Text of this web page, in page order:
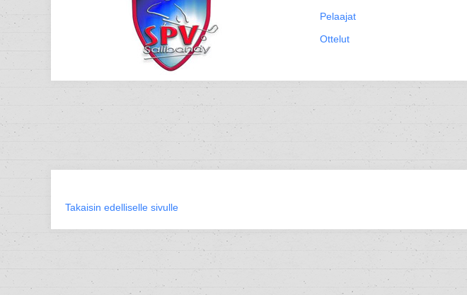
Pelaajat
Ottelut
Takaisin edelliselle sivulle